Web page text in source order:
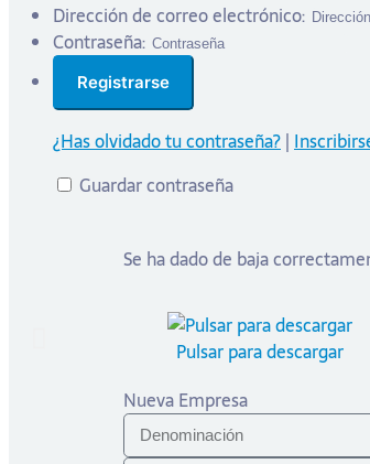
Dirección de correo electrónico:
Contraseña:
¿Has olvidado tu contraseña?|
Guardar contraseña
Se ha dado de baja
Pulsar para descargar
Nueva Empresa